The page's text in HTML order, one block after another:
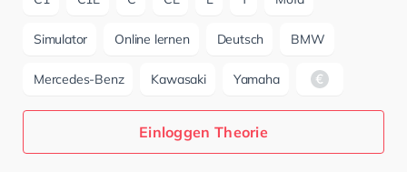
Simulator Online lernen Deutsch BMW
Mercedes-Benz Kawasaki Yamaha
Einloggen Theorie